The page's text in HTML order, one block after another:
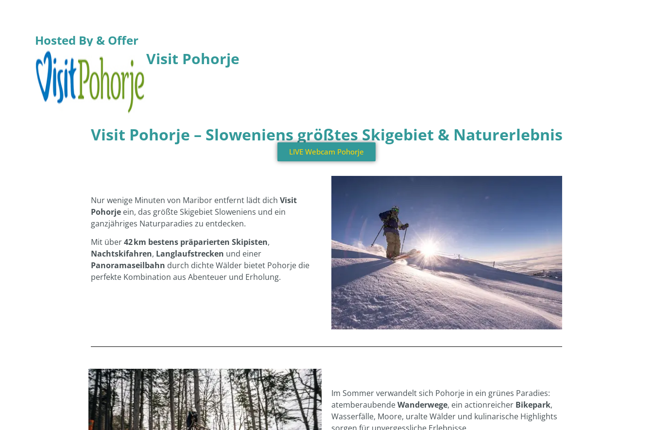
Hosted By & Offer
Visit Pohorje
Visit Pohorje – Sloweniens größtes Skigebiet & Naturerlebnis
LIVE Webcam Pohorje
Nur wenige Minuten von Maribor entfernt lädt dich Visit
Pohorje ein, das größte Skigebiet Sloweniens und ein
ganzjähriges Naturparadies zu entdecken.
Mit über42 km bestens präparierten Skipisten,
Nachtskifahren, Langlaufstrecken und einer
Panoramaseilbahn durch dichte Wälder bietet Pohorje die
perfekte Kombination aus Abenteuer und Erholung.
Im Sommer verwandelt sich Pohorje in ein grünes Paradies:
atemberaubendeWanderwege, ein actionreicher Bikepark,
Wasserfälle, Moore, uralte Wälder und kulinarische Highlights